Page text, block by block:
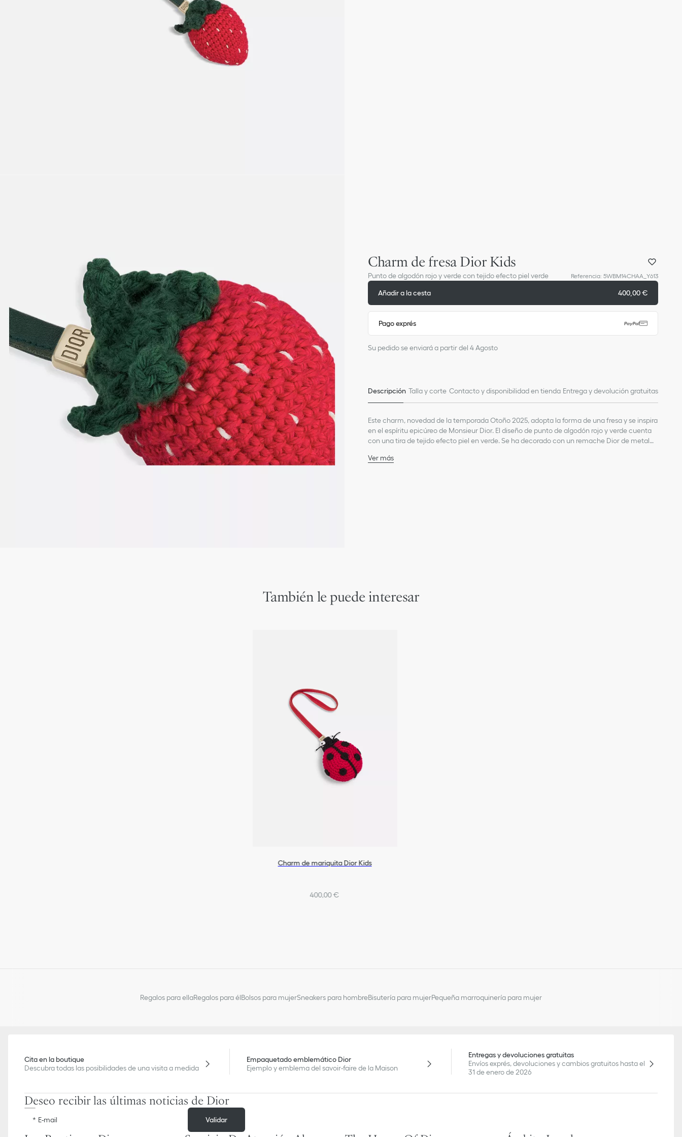
Charm de fresa Dior Kids
Punto de algodón rojo y verde con tejido efecto piel verde Referencia:5WBM14CHAA_Y613
Añadir a la cesta 400,00 €
Pago exprés
Su pedido se enviará a partir del 4 Agosto
Descripción Talla y corte Contacto y disponibilidad en tienda Entrega y devolución gratuitas
Este charm, novedad de la temporada Otoño 2025, adopta la forma de una fresa y se inspira
en el espíritu epicúreo de Monsieur Dior. El diseño de punto de algodón rojo y verde cuenta
con una tira de tejido efecto piel en verde. Se ha decorado con un remache Dior de metal
Ver más
También le puede interesar
Charm de mariquita Dior Kids
400,00 €
Regalos para ellaRegalos para élBolsos para mujerSneakers para hombreBisutería para mujerPequeña marroquinería para mujer
Cita en la boutique
Descubra todas las posibilidades de una visita a medida
Empaquetado emblemático Dior
Ejemplo y emblema del savoir-faire de la Maison
Entregas y devoluciones gratuitas
Envíos exprés, devoluciones y cambios gratuitos hasta el
31 de enero de 2026
Deseo recibir las últimas noticias de Dior
E-mail Validar